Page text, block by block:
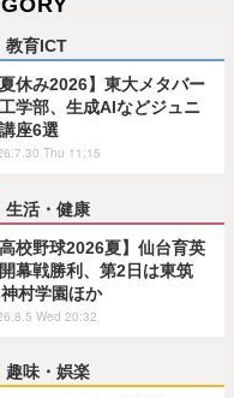
教育ICT
夏休み2026】東大メタバー
学部、生成AIなどジュニ
座6選
Thu 11:15
生活・健康
高校野球2026夏】仙台育英
幕戦勝利、第2日は東筑
村学園ほか
Wed 20:32
趣味・娯楽